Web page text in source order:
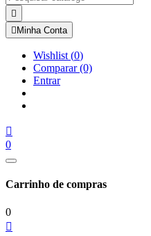

 Minha Conta
Wishlist (0)
Comparar(0)
Entrar

0
Carrinho de compras
0
